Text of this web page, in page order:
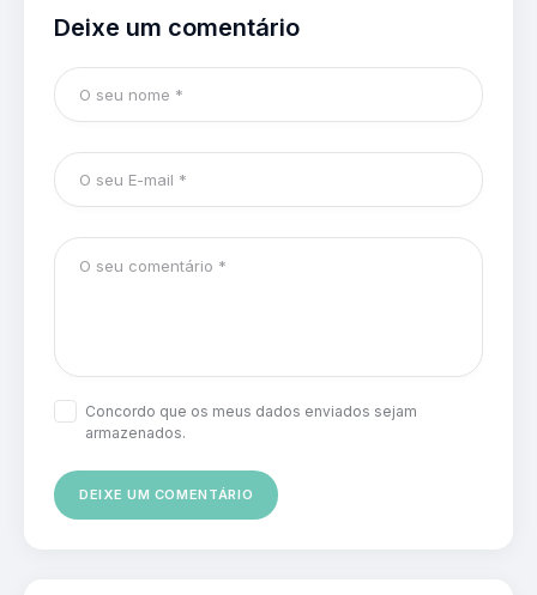
Deixe um comentário
Concordo que os meus dados enviados sejam
armazenados.